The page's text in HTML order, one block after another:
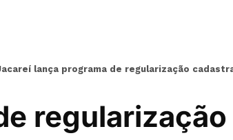
lança programa de regularização